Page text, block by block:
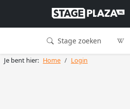
Stage zoeken
Je bent hier: Home Login